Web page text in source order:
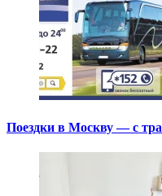
Поездки в Москву — с